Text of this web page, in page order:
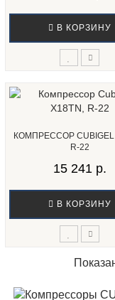
В КОРЗИНУ
КОМПРЕССОР CUBIGEL
R-22
15 241 р.
В КОРЗИНУ